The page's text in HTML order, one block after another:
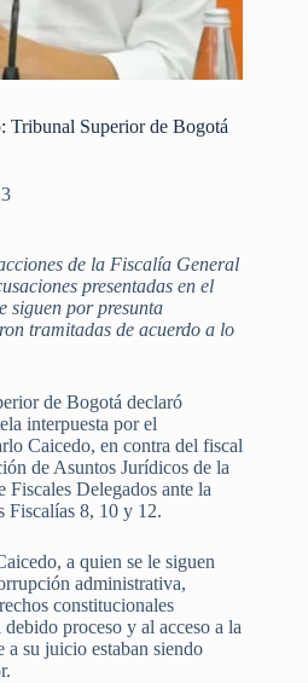
Tribunal Superior de Bogotá
de la Fiscalía General
presentadas en el
siguen por presunta
tramitadas de acuerdo a lo
de Bogotá declaró
interpuesta por el
Caicedo, en contra del fiscal
de Asuntos Jurídicos de la
Delegados ante la
Fiscalías 8, 10 y 12.
a quien se le siguen
administrativa,
constitucionales
proceso y al acceso a la
a su juicio estaban siendo